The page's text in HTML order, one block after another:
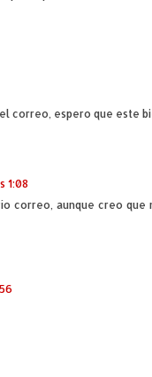
correo, espero que este
1:08
correo, aunque creo que